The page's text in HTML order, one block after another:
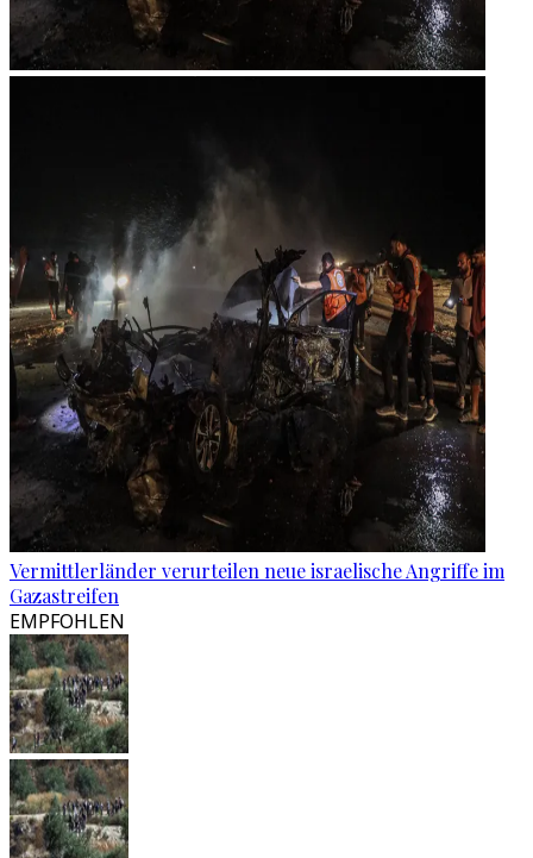
Vermittlerländer verurteilen neue israelische Angriffe im
Gazastreifen
EMPFOHLEN